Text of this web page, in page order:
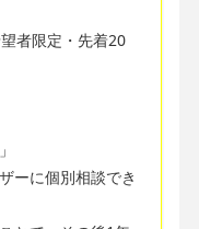
望者限定・先着20
ーに個別相談でき